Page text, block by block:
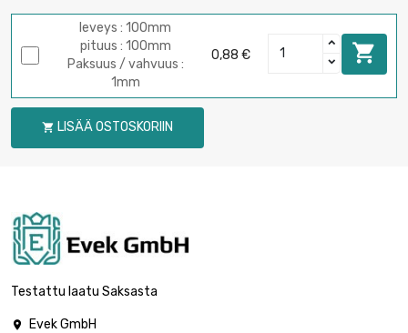
leveys : 100mm
pituus : 100mm
Paksuus / vahvuus :
1mm
0,88 € 
 LISÄÄ OSTOSKORIIN
Testattu laatu Saksasta

Evek GmbH